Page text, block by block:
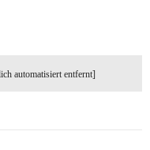
automatisiert entfernt]